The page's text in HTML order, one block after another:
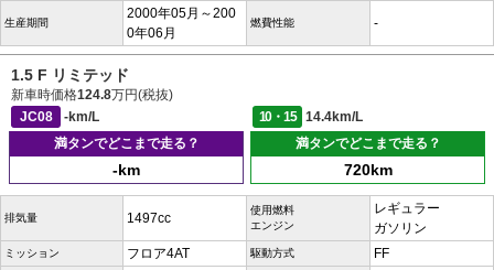
生産期間
2000年05月～200
0年06月
燃費性能 -
1.5 F リミテッド
新車時価格124.8万円(税抜)
JC08
-km/L 10・15
14.4km/L
満タンでどこまで走る？
-km
満タンでどこまで走る？
720km
排気量 1497cc
使用燃料
エンジン
レギュラー
ガソリン
ミッション フロア4AT 駆動方式 FF